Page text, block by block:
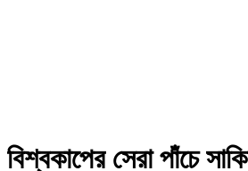
বিশ্বকাপের সেরা পাঁচে